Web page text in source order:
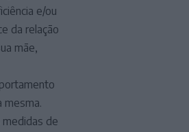
e/ou
da relação
mãe,
mesma.
de